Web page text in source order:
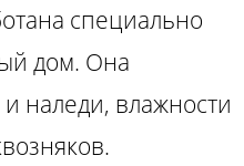
специально
дом. Она
наледи, влажности